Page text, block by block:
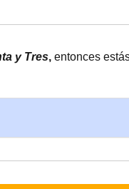
y Tres, entonces